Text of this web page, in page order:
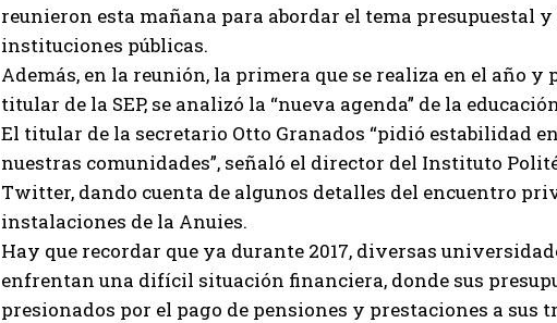
reunieron esta mañana para abordar el tema presupuestal
instituciones públicas.
Además, en la reunión, la primera que se realiza en el año
titular de la SEP, se analizó la “nueva agenda” de la
El titular de la secretario Otto Granados “pidió estabilidad
nuestras comunidades”, señaló el director del Instituto
Twitter, dando cuenta de algunos detalles del encuentro
instalaciones de la Anuies.
Hay que recordar que ya durante 2017, diversas
enfrentan una difícil situación financiera, donde sus
presionados por el pago de pensiones y prestaciones a sus